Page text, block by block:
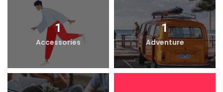
1
Accessories
1
Adventure